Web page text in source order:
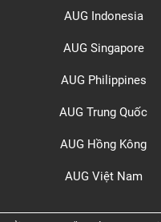
AUG Indonesia
AUG Singapore
AUG Philippines
AUG Trung Quốc
AUG Hồng Kông
AUG Việt Nam